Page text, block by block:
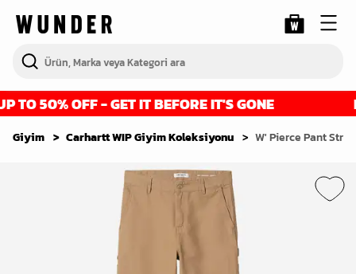
50% OFF - GET IT BEFORE IT'S GONE
Giyim Carhartt WIP Giyim Koleksiyonu W' Pierce Pant